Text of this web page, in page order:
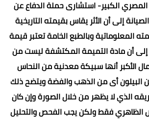
الكبير- استشارى حملة الدفاع عن
إلى أن الأثر يقاس بقيمته التاريخية
المعلوماتية وبالطبع الخامة تعتبر قيمة
أن مادة التميمة المكتشفة ليست من
الأكبر أنها سبيكة معدنية من النحاس
البيلون أى من الذهب والفضة ويتضح ذلك
الذي لا يظهر من خلال الصورة وإن كان
الظاهري فقط ولكن يجب الفحص والتحليل